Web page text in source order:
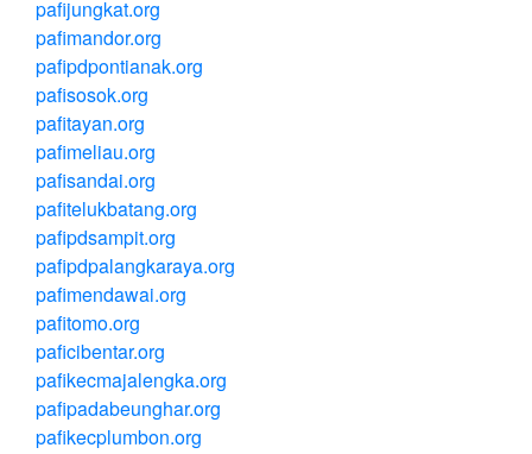
pafijungkat.org
pafimandor.org
pafipdpontianak.org
pafisosok.org
pafitayan.org
pafimeliau.org
pafisandai.org
pafitelukbatang.org
pafipdsampit.org
pafipdpalangkaraya.org
pafimendawai.org
pafitomo.org
paficibentar.org
pafikecmajalengka.org
pafipadabeunghar.org
pafikecplumbon.org